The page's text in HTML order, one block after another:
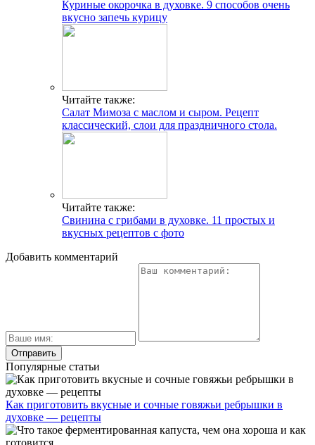
Куриные окорочка в духовке. 9 способов очень
вкусно запечь курицу
Читайте также:
Салат Мимоза с маслом и сыром. Рецепт
классический, слои для праздничного стола.
Читайте также:
Свинина с грибами в духовке. 11 простых и
вкусных рецептов с фото
Добавить комментарий
Популярные статьи
Как приготовить вкусные и сочные говяжьи ребрышки в
духовке — рецепты